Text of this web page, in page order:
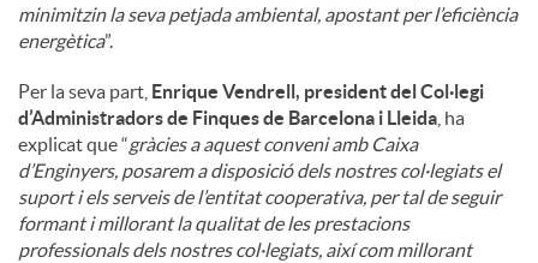
minimitzin la seva petjada ambiental, apostant per l’eficiència
energètica”.
Per la seva part, Enrique Vendrell, president del Col·legi
d’Administradors de Finques de Barcelona i Lleida , ha
explicat que “gràcies a aquest conveni amb Caixa
d’Enginyers, posarem a disposició dels nostres col·legiats el
suport i els serveis de l’entitat cooperativa, per tal de seguir
formant i millorant la qualitat de les prestacions
professionals dels nostres col·legiats, així com millorant